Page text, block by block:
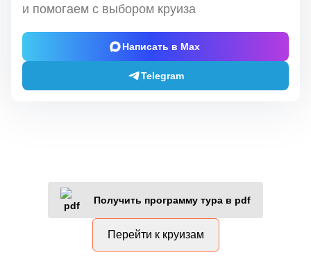
и помогаем с выбором круиза
Написать в Max
Telegram
Получить программу тура в pdf
Перейти к круизам